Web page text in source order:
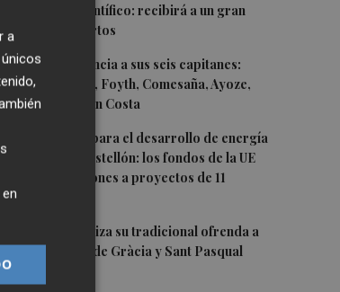
un referente científico: recibirá a un gran
equipo de expertos
El Villarreal anuncia a sus seis capitanes:
Moreno, Foyth, Comesaña, Ayoze,
y Logan Costa
Otra inyección para el desarrollo de energía
en Castellón: los fondos de la UE
destinan 19 millones a proyectos de 11
municipios
El Villarreal realiza su tradicional ofrenda a
Mare de Déu de Gràcia y Sant Pasqual
a